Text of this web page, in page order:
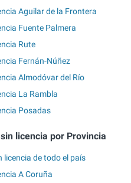
Aguilar de la Frontera
Fuente Palmera
Rute
Fernán-Núñez
Almodóvar del Río
La Rambla
Posadas
licencia por Provincia
licencia de todo el país
A Coruña